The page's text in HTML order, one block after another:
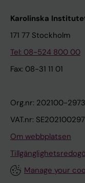
Karolinska
171 77 Stockholm
Tel: 08-524 800 00
Fax: 08-31 11 01
Org.nr: 202100-2973
VAT.nr:
Om webbplatsen
Manage your